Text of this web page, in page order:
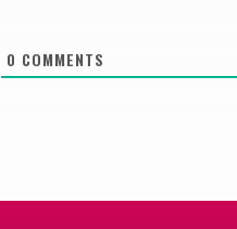
0 COMMENTS